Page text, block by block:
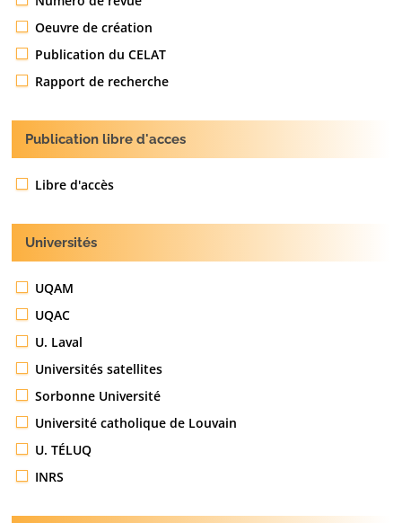
Oeuvre de création
Publication du CELAT
Rapport de recherche
Publication libre d'acces
Libre d'accès
Universités
UQAM
UQAC
U. Laval
Universités satellites
Sorbonne Université
Université catholique de Louvain
U. TÉLUQ
INRS